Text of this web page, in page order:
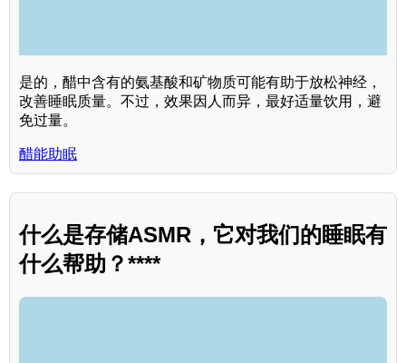
是的，醋中含有的氨基酸和矿物质可能有助于放松神经，
改善睡眠质量。不过，效果因人而异，最好适量饮用，避
免过量。
醋能助眠
什么是存储ASMR，它对我们的睡眠有
什么帮助？****